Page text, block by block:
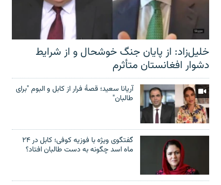
خلیل‌زاد: از پایان جنگ خوشحال و از شرایط
دشوار افغانستان متأثرم
آریانا سعید؛ قصۀ فرار از کابل و البوم "برای
طالبان"
گفتگوی ویژه با فوزیه کوفی؛ کابل در ۲۴
ماه اسد چگونه به دست طالبان افتاد؟